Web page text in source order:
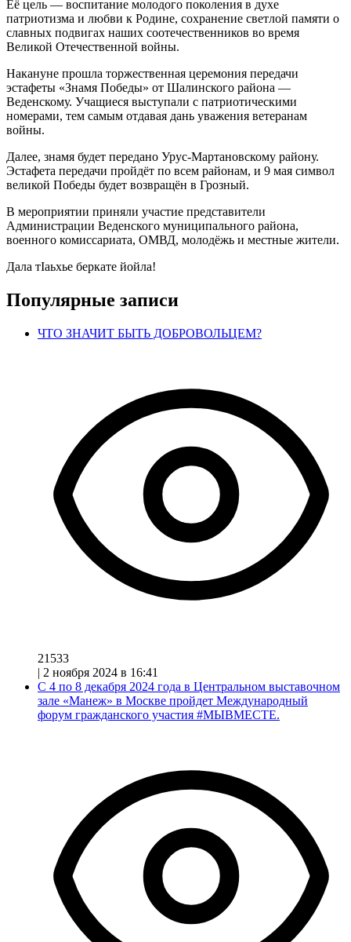
Её цель — воспитание молодого поколения в духе
патриотизма и любви к Родине, сохранение светлой памяти о
славных подвигах наших соотечественников во время
Великой Отечественной войны.
Накануне прошла торжественная церемония передачи
эстафеты «Знамя Победы» от Шалинского района —
Веденскому. Учащиеся выступали с патриотическими
номерами, тем самым отдавая дань уважения ветеранам
войны.
Далее, знамя будет передано Урус-Мартановскому району.
Эстафета передачи пройдёт по всем районам, и 9 мая символ
великой Победы будет возвращён в Грозный.
В мероприятии приняли участие представители
Администрации Веденского муниципального района,
военного комиссариата, ОМВД, молодёжь и местные жители.
Дала тIаьхье беркате йойла!
Популярные записи
ЧТО ЗНАЧИТ БЫТЬ ДОБРОВОЛЬЦЕМ?
21533
| 2 ноября 2024 в 16:41
С 4 по 8 декабря 2024 года в Центральном выставочном
зале «Манеж» в Москве пройдет Международный
форум гражданского участия #МЫВМЕСТЕ.